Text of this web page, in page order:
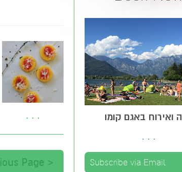
ואירוח באגם קומו
< Previous Page